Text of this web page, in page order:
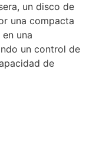
un disco de
una compacta
una
un control de
de